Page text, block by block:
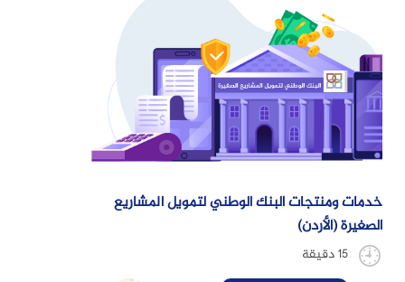
15 دقيقة
خدمات ومنتجات البنك الوطني لتمويل المشاريع
الصغيرة (الأردن)